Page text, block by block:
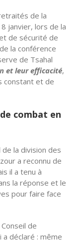
de la
janvier, lors de la
de sécurité de
la conférence
de Tsahal
et leur efficacité,
constant et de
combat en
de la division des
a reconnu de
il a tenu à
la réponse et le
pour faire face
de
a déclaré : même